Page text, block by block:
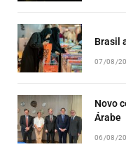
Brasil
07/08/
Novo
Árabe
06/08/